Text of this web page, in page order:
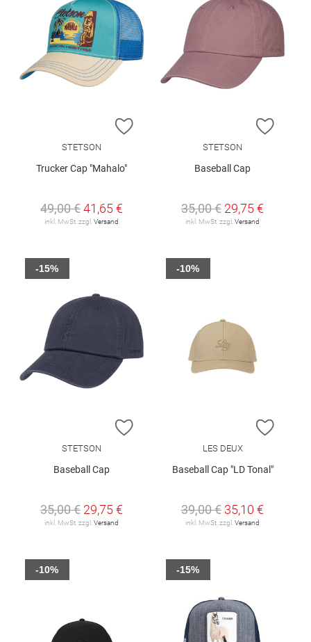
ZUR WUNSCHLISTE HINZUFÜGEN
STETSON
Trucker Cap "Mahalo"
49,00 €41,65 €
inkl. MwSt. zzgl. Versand
ZUR
STETSON
Baseball Cap
35,00 € 29,75 €
inkl. MwSt. zzgl. Versand
ZUR WUNSCHLISTE HINZUFÜGEN
STETSON
Baseball Cap
35,00 € 29,75 €
inkl. MwSt. zzgl. Versand
-15%
ZUR
LES DEUX
Baseball Cap "LD Tonal"
39,00 € 35,10 €
inkl. MwSt. zzgl. Versand
-10%
-10% -15%